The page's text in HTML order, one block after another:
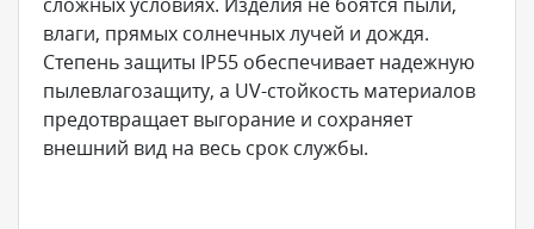
влаги, прямых солнечных лучей и дождя.
Степень защиты IP55 обеспечивает надежную
пылевлагозащиту, а UV-стойкость материалов
предотвращает выгорание и сохраняет
внешний вид на весь срок службы.